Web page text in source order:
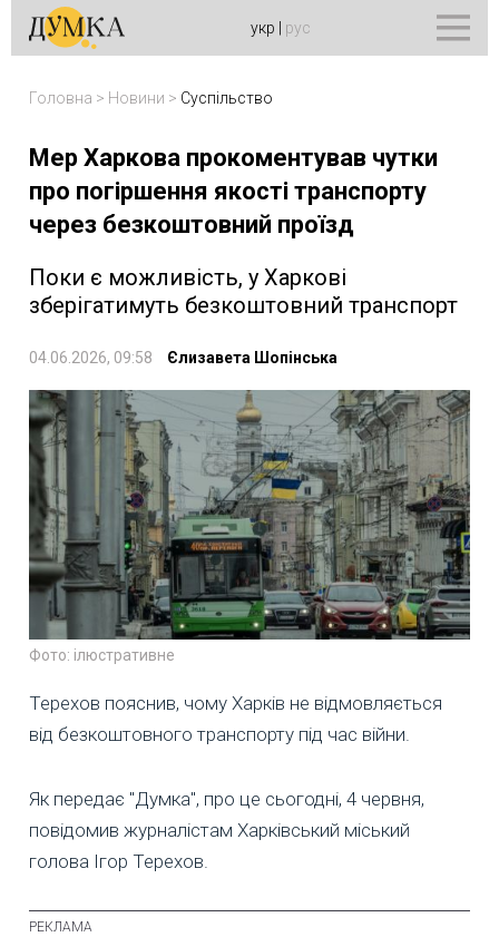
укр рус
Головна > Новини > Суспільство
Мер Харкова прокоментував чутки
про погіршення якості транспорту
через безкоштовний проїзд
Поки є можливість, у Харкові
зберігатимуть безкоштовний транспорт
04.06.2026, 09:58 Єлизавета Шопінська
Фото: ілюстративне
Терехов пояснив, чому Харків не відмовляється
від безкоштовного транспорту під час війни.
Як передає "Думка", про це сьогодні, 4 червня,
повідомив журналістам Харківський міський
голова Ігор Терехов.